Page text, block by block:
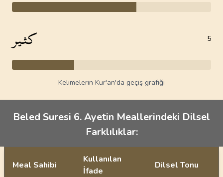
كثير 5
Kelimelerin Kur'an'da geçiş grafiği
Beled Suresi 6. Ayetin Meallerindeki Dilsel
Farklılıklar:
Meal Sahibi
Kullanılan
İfade
Dilsel Tonu